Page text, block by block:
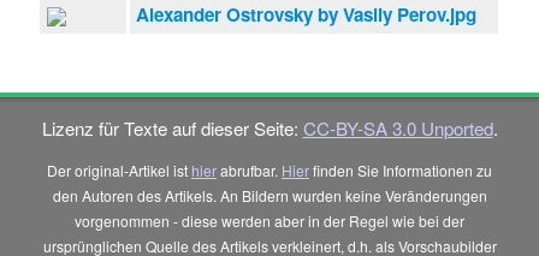
Alexander Ostrovsky by Vasily Perov.jpg
Lizenz für Texte auf dieser Seite: CC-BY-SA 3.0 Unported.
Der original-Artikel ist hierabrufbar. Hierfinden Sie Informationen zu
den Autoren des Artikels. An Bildern wurden keine Veränderungen
vorgenommen - diese werden aber in der Regel wie bei der
ursprünglichen Quelle des Artikels verkleinert, d.h. als Vorschaubilder